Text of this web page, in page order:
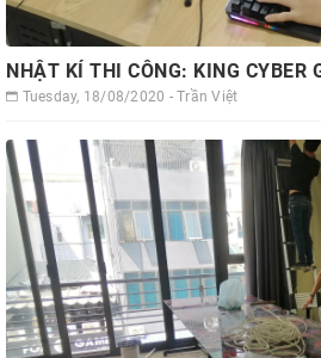
NHẬT KÍ THI CÔNG: KING CYBER
Tuesday, 18/08/2020 - Trần Việt